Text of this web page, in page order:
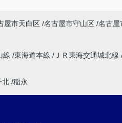
屋市天白区 名古屋市守山区 名古屋
線 東海道本線 ＪＲ東海交通城北線
北 稲永